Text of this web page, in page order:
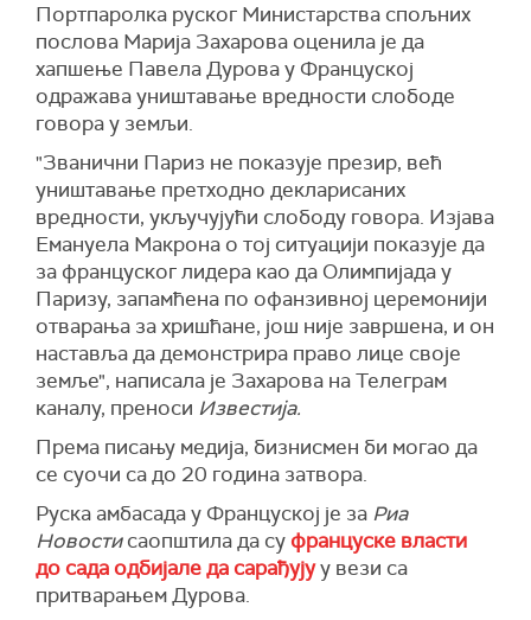
Портпаролка руског Министарства спољних
послова Марија Захарова оценила је да
хапшење Павела Дурова у Француској
одражава уништавање вредности слободе
говора у земљи.
"Званични Париз не показује презир, већ
уништавање претходно декларисаних
вредности, укључујући слободу говора. Изјава
Емануела Макрона о тој ситуацији показује да
за француског лидера као да Олимпијада у
Паризу, запамћена по офанзивној церемонији
отварања за хришћане, још није завршена, и он
наставља да демонстрира право лице своје
земље", написала је Захарова на Телеграм
каналу, преноси Известија.
Према писању медија, бизнисмен би могао да
се суочи са до 20 година затвора.
Руска амбасада у Француској је за Риа
Новостисаопштила да су француске власти
до сада одбијале да сарађујуу вези са
притварањем Дурова.